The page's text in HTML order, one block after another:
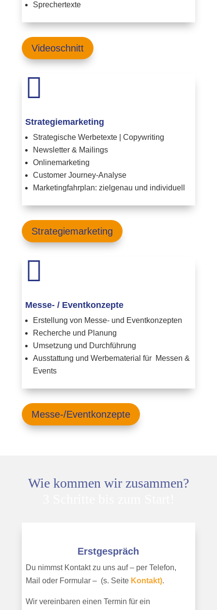
Sprechertexte
Videoschnitt

Strategiemarketing
Strategische Werbetexte | Copywriting
Newsletter & Mailings
Onlinemarketing
Customer Journey-Analyse
Marketingfahrplan: zielgenau und individuell
Strategiemarketing

Messe- / Eventkonzepte
Erstellung von Messe- und Eventkonzepten
Recherche und Planung
Umsetzung und Durchführung
Ausstattung und Werbematerial für Messen &
Events
Messe-/Eventkonzepte
Wie kommen wir zusammen?
Erstgespräch
Du nimmst Kontakt zu uns auf – per Telefon,
Mail oder Formular – (s. Seite Kontakt).
Wir vereinbaren einen Termin für ein